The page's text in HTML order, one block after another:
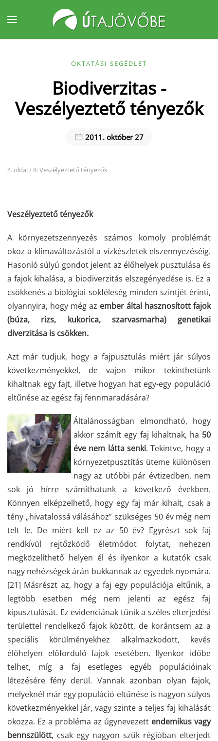
Fő tartalom átugrása
OKTATÁSI SEGÉDLET
Biodiverzitas -
Veszélyeztető tényezők
2011. október 27
4. oldal / 8: Veszélyeztető tényezők
Veszélyeztető tényezők
A környezetszennyezés számos komoly problémát
okoz a klímaváltozástól a vízkészletek elszennyezéséig.
Hasonló súlyú gondot jelent az élőhelyek pusztulása és
a fajok kihalása, a biodiverzitás elszegényedése is. Ez a
csökkenés a biológiai sokféleség minden szintjét érinti,
olyannyira, hogy még az ember által hasznosított fajok
(búza, rizs, kukorica, szarvasmarha) genetikai
diverzitása is csökken.
Azt már tudjuk, hogy a fajpusztulás miért jár súlyos
következményekkel, de vajon mikor tekinthetünk
kihaltnak egy fajt, illetve hogyan hat egy-egy populáció
eltűnése az egész faj fennmaradására?
Általánosságban elmondható, hogy
akkor számít egy faj kihaltnak, ha 50
éve nem látta senki. Tekintve, hogy a
környezetpusztítás üteme különösen
nagy az utóbbi pár évtizedben, nem
sok jó hírre számíthatunk a következő években.
Könnyen elképzelhető, hogy egy faj már kihalt, csak a
tény „hivatalossá válásához” szükséges 50 év még nem
telt le. De miért kell ez az 50 év? Egyrészt sok faj
rendkívül rejtőzködő életmódot folytat, nehezen
megközelíthető helyen él és ilyenkor a kutatók csak
nagy nehézségek árán bukkannak az egyedek nyomára.
[21] Másrészt az, hogy a faj egy populációja eltűnik, a
legtöbb esetben még nem jelenti az egész faj
kipusztulását. Ez evidenciának tűnik a széles elterjedési
területtel rendelkező fajok között, de korántsem az a
speciális körülményekhez alkalmazkodott, kevés
élőhelyen előforduló fajok esetében. Ilyenkor időbe
telhet, míg a faj esetleges egyéb populációinak
létezésére fény derül. Vannak azonban olyan fajok,
melyeknél már egy populáció eltűnése is nagyon súlyos
következményekkel jár, vagy szinte a teljes faj kihalását
okozza. Ez a probléma az úgynevezett endemikus vagy
bennszülött, csak egy nagyon szűk régióban elterjedt